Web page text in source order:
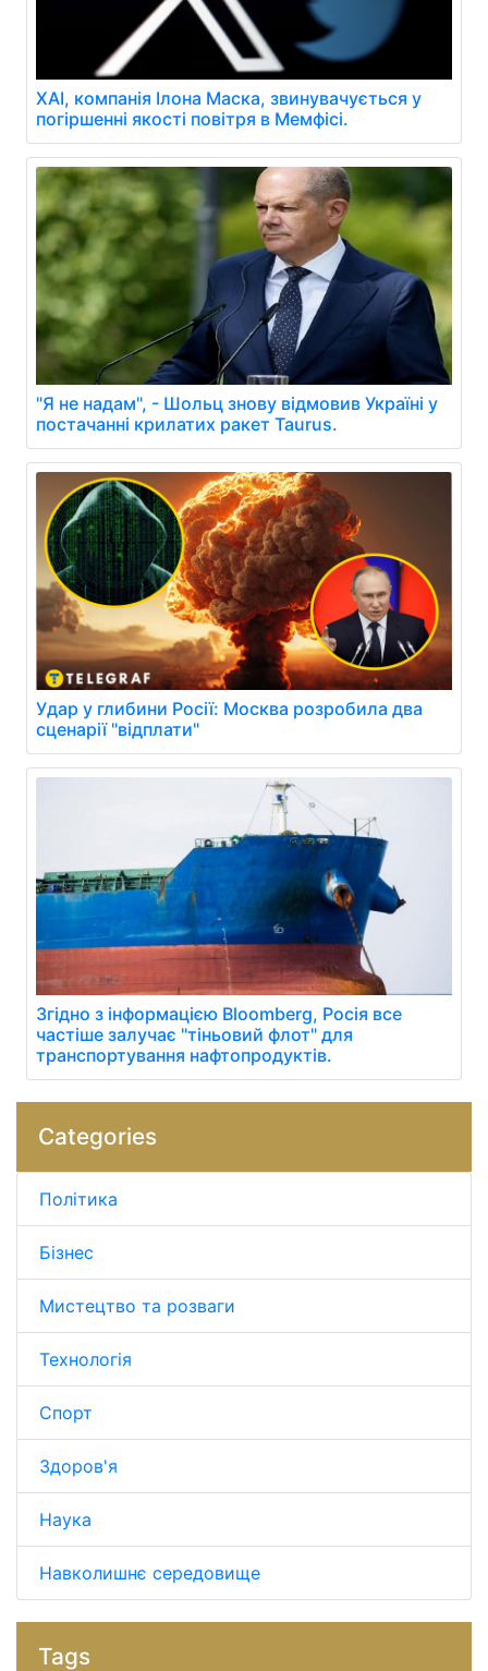
XAI, компанія Ілона Маска, звинувачується у
погіршенні якості повітря в Мемфісі.
"Я не надам", - Шольц знову відмовив Україні у
постачанні крилатих ракет Taurus.
Удар у глибини Росії: Москва розробила два
сценарії "відплати"
Згідно з інформацією Bloomberg, Росія все
частіше залучає "тіньовий флот" для
транспортування нафтопродуктів.
Categories
Політика
Бізнес
Мистецтво та розваги
Технологія
Спорт
Здоров'я
Наука
Навколишнє середовище
Tags